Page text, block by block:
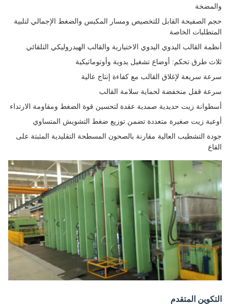
والمضخة
حجم الصفيحة القابل للتخصيص ومسار المكبس والضغط الإجمالي لتلبية
المتطلبات الخاصة
أنظمة القالب اليدوي اليدوي الاختيارية والقالب الهيدروليكي التلقائي
ثلاث طرق تحكم: أوضاع تشغيل يدوية وأوتوماتيكية
سرعة سريعة لإغلاق القالب مع كفاءة إنتاج عالية
سرعة قفل منخفضة لحماية سلامة القالب
أسطوانة زيت حديدية صمدية عقدة لتحسين قوة الضغط ومقاومة الارتداء
أوعية زيت صغيرة متعددة تضمن توزيع ضغط التشويش المتساوي
جودة التشطيب العالية مقارنة بالصحون المسطحة التقليدية المثبتة على
القاع
التكوين المتقدم